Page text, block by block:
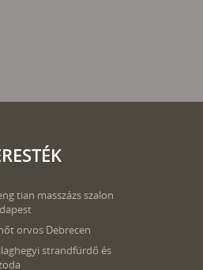
tian masszázs szalon
orvos Debrecen
strandfürdő és